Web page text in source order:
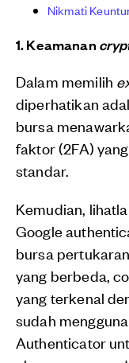
Nikmati
1. Keamanan
Dalam memilih
diperhatikan
bursa
faktor (2FA)
standar.
Kemudian,
Google
bursa
yang berbeda,
yang terkenal
sudah
Authenticator